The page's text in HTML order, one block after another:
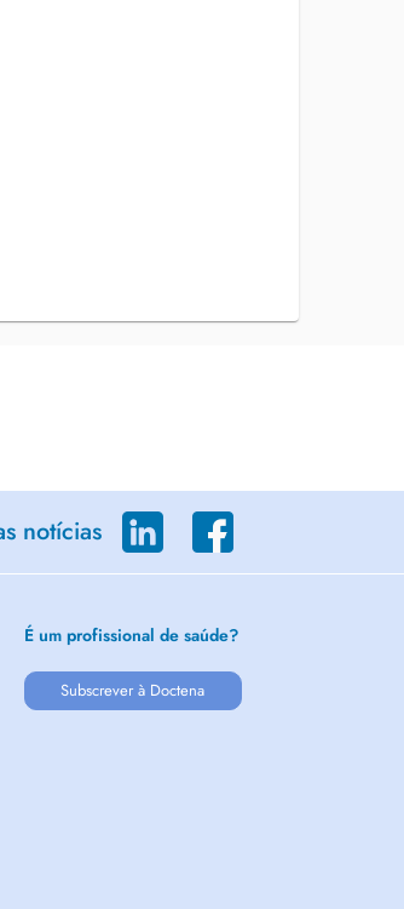
notícias
É um profissional de saúde?
Subscrever à Doctena